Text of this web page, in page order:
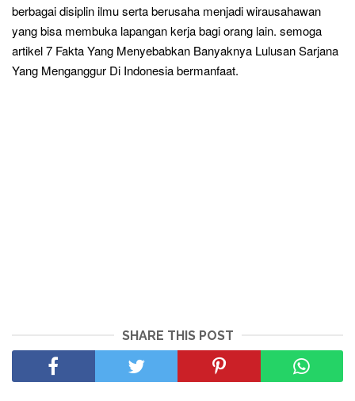
berbagai disiplin ilmu serta berusaha menjadi wirausahawan
yang bisa membuka lapangan kerja bagi orang lain. semoga
artikel7 Fakta Yang Menyebabkan Banyaknya Lulusan Sarjana
Yang Menganggur Di Indonesia bermanfaat.
SHARE THIS POST